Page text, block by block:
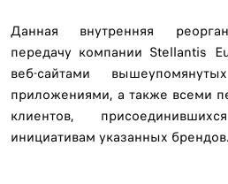
Данная внутренняя
передачу компании Stellantis
веб-сайтами
приложениями, а также всеми
клиентов,
инициативам указанных брендов.